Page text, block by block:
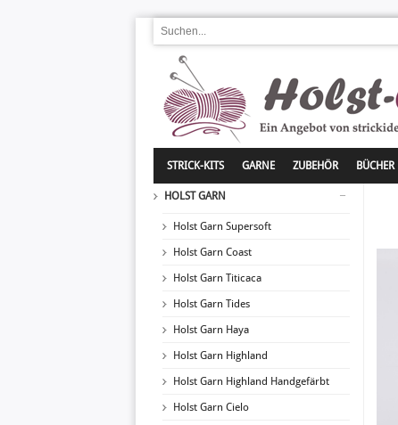
STRICK-KITS GARNE ZUBEHÖR BÜCHER
HOLST GARN
Holst Garn Supersoft
Holst Garn Coast
Holst Garn Titicaca
Holst Garn Tides
Holst Garn Haya
Holst Garn Highland
Holst Garn Highland Handgefärbt
Holst Garn Cielo